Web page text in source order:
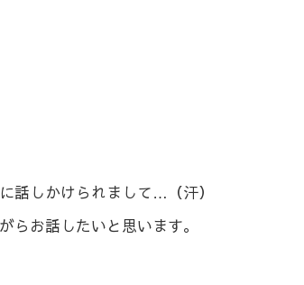
話しかけられまして…（汗）
らお話したいと思います。